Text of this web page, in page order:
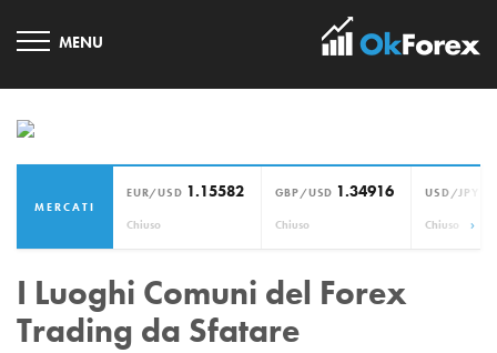
MERCATI
EUR/USD 1.15582
Chiuso
GBP/USD 1.34916
Chiuso
USD/JPY
Chiuso ›
I Luoghi Comuni del Forex
Trading da Sfatare